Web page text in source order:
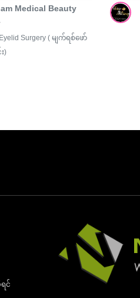
Medical Beauty
Surgery ( မျက်ရစ်ဖော်
)
င်